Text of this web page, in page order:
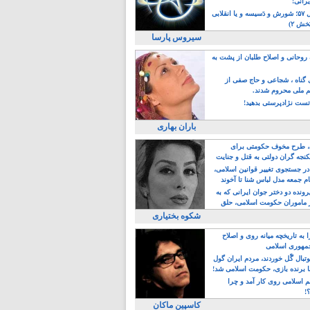
رویداد سال ۵۷؛ شورش و دَسیسه و یا انقلابی
۲)
سیروس پارسا
و اصلاح طلبان از پشت به
گناه ، شجاعی و حاج صفی از
ملی محروم شدند.
نژادپرستی بدهید!
باران بهاری
مخوف حکومتی برای
گران دولتی به قتل و جنایت
جستجوی تغییر قوانین اسلامی،
جمعه مدل لباس شنا تا آخوند
دو دختر جوان ایرانی که به
ماموران حکومت اسلامی، حلق
شکوه بختیاری
به تاریخچه میانه روی و اصلاح
اسلامی
گًل خوردند، مردم ایران گول
برنده بازی، حکومت اسلامی شد!
اسلامی روی کار آمد و چرا
کاسپین ماکان